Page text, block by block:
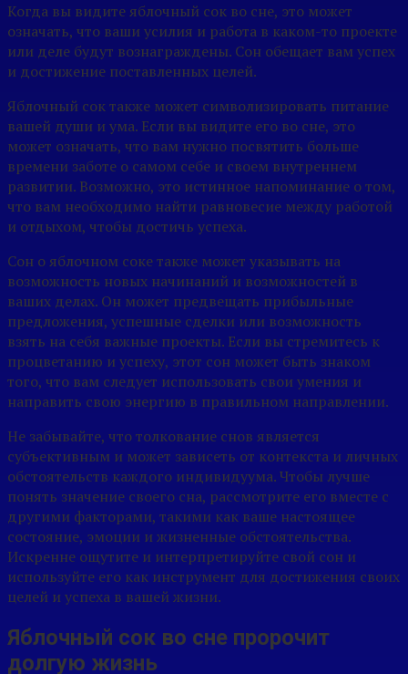
Когда вы видите яблочный сок во сне, это может
означать, что ваши усилия и работа в каком-то проекте
или деле будут вознаграждены. Сон обещает вам успех
и достижение поставленных целей.
Яблочный сок также может символизировать питание
вашей души и ума. Если вы видите его во сне, это
может означать, что вам нужно посвятить больше
времени заботе о самом себе и своем внутреннем
развитии. Возможно, это истинное напоминание о том,
что вам необходимо найти равновесие между работой
и отдыхом, чтобы достичь успеха.
Сон о яблочном соке также может указывать на
возможность новых начинаний и возможностей в
ваших делах. Он может предвещать прибыльные
предложения, успешные сделки или возможность
взять на себя важные проекты. Если вы стремитесь к
процветанию и успеху, этот сон может быть знаком
того, что вам следует использовать свои умения и
направить свою энергию в правильном направлении.
Не забывайте, что толкование снов является
субъективным и может зависеть от контекста и личных
обстоятельств каждого индивидуума. Чтобы лучше
понять значение своего сна, рассмотрите его вместе с
другими факторами, такими как ваше настоящее
состояние, эмоции и жизненные обстоятельства.
Искренне ощутите и интерпретируйте свой сон и
используйте его как инструмент для достижения своих
целей и успеха в вашей жизни.
Яблочный сок во сне пророчит
долгую жизнь